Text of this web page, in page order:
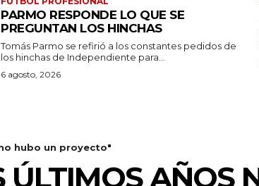
PARMO RESPONDE LO QUE SE
PREGUNTAN LOS HINCHAS
Tomás Parmo se refirió a los constantes pedidos de
los hinchas de Independiente para...
6 agosto, 2026